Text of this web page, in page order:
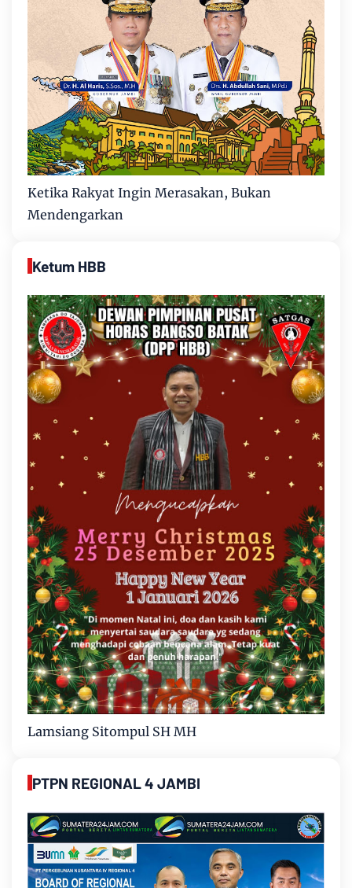
Ketika Rakyat Ingin Merasakan, Bukan
Mendengarkan
Ketum HBB
Lamsiang Sitompul SH MH
PTPN REGIONAL 4 JAMBI